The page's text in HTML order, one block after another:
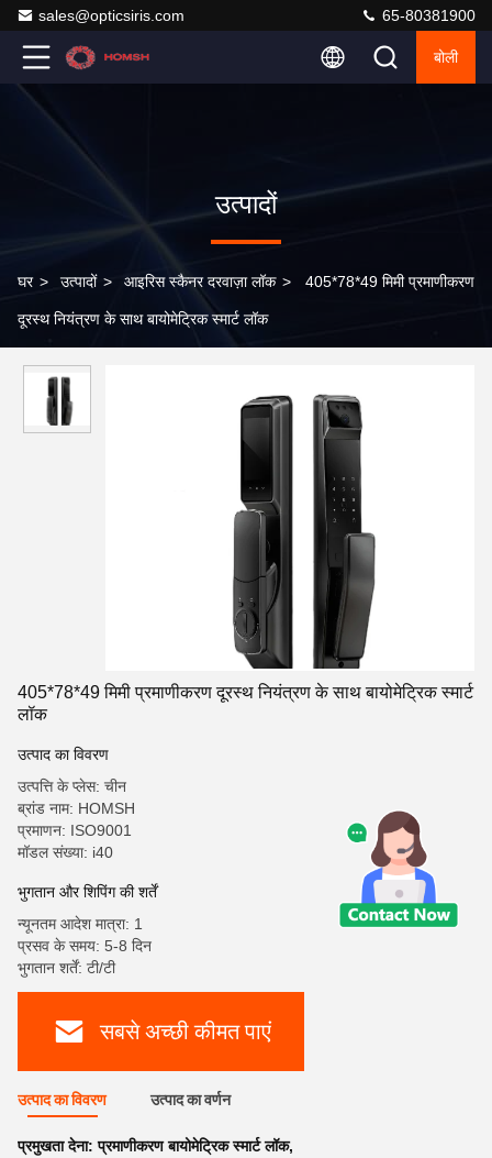
sales@opticsiris.com 65-80381900
बोली
उत्पादों
घर > उत्पादों > आइरिस स्कैनर दरवाज़ा लॉक > 405*78*49 मिमी प्रमाणीकरण
दूरस्थ नियंत्रण के साथ बायोमेट्रिक स्मार्ट लॉक
405*78*49 मिमी प्रमाणीकरण दूरस्थ नियंत्रण के साथ बायोमेट्रिक स्मार्ट
लॉक
उत्पाद का विवरण
उत्पत्ति के प्लेस: चीन
ब्रांड नाम: HOMSH
प्रमाणन: ISO9001
मॉडल संख्या: i40
भुगतान और शिपिंग की शर्तें
न्यूनतम आदेश मात्रा: 1
प्रसव के समय: 5-8 दिन
भुगतान शर्तें: टी/टी
सबसे अच्छी कीमत पाएं
उत्पाद का विवरण उत्पाद का वर्णन
प्रमुखता देना:प्रमाणीकरण बायोमेट्रिक स्मार्ट लॉक,